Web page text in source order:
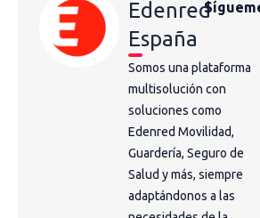
Edenred
España
Somos una plataforma
multisolución con
soluciones como
Edenred Movilidad,
Guardería, Seguro de
Salud y más, siempre
adaptándonos a las